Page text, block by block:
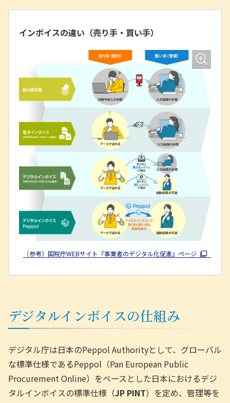
インボイスの違い（売り手・買い手）
（参考）国税庁WEBサイト『事業者のデジタル化促進』ページ
デジタルインボイスの仕組み
デジタル庁は日本のPeppol Authorityとして、グローバル
な標準仕様であるPeppol（Pan European Public
Procurement Online）をベースとした日本におけるデジ
タルインボイスの標準仕様（JP PINT）を定め、管理等を